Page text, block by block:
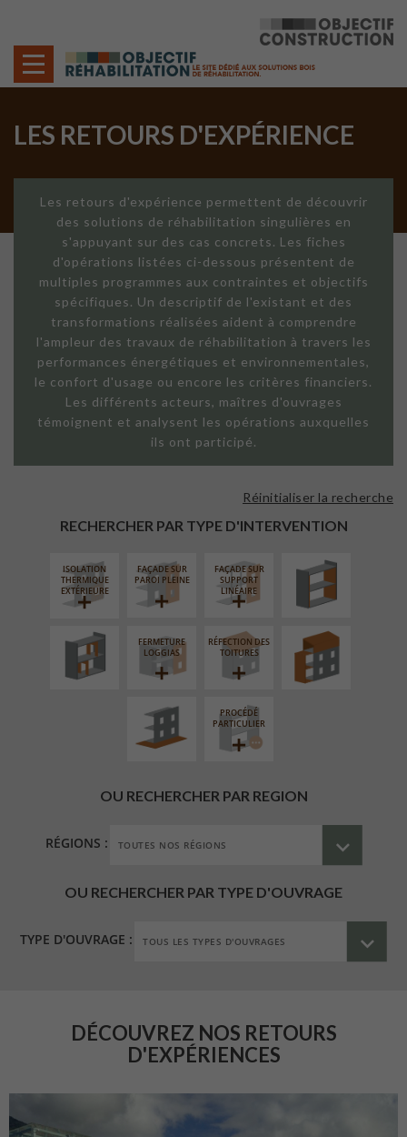
LES RETOURS D'EXPÉRIENCE
Les retours d'expérience permettent de découvrir
des solutions de réhabilitation singulières en
s'appuyant sur des cas concrets. Les fiches
d'opérations listées ci-dessous présentent de
multiples programmes aux contraintes et objectifs
spécifiques. Un descriptif de l'existant et des
transformations réalisées aident à comprendre
l'ampleur des travaux de réhabilitation à travers les
performances énergétiques et environnementales,
le confort d'usage ou encore les critères financiers.
Les différents acteurs, maîtres d'ouvrages
témoignent et analysent les opérations auxquelles
ils ont participé.
RECHERCHER PAR TYPE D'INTERVENTION
Réinitialiser la recherche
ISOLATION
THERMIQUE
EXTÉRIEURE
FAÇADE SUR
PAROI PLEINE
FAÇADE SUR
SUPPORT
LINÉAIRE
ISOLATION
INTÉRIEURE
RÉAMÉNAGEMENT
INTÉRIEUR
FERMETURE
LOGGIAS
RÉFECTION DES
TOITURES
SURÉLÉVATION
EXTENSION
AMÉNAGEMENT
EXTÉRIEUR
PROCÉDÉ
PARTICULIER
OU RECHERCHER PAR REGION
RÉGIONS :
OU RECHERCHER PAR TYPE D'OUVRAGE
TYPE D'OUVRAGE :
DÉCOUVREZ NOS RETOURS
D'EXPÉRIENCES